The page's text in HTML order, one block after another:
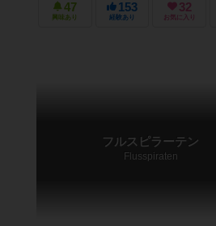
47
興味あり
153
経験あり
32
お気に入り
フルスピラーテン
Flusspiraten